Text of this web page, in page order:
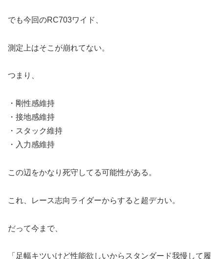
でも今回のRC703ワイド、
測定上はそこが崩れてない。
つまり、
・剛性感維持
・接地感維持
・スタック維持
・入力感維持
この辺をかなり死守してる可能性がある。
これ、レース志向ライダーからすると超デカい。
だって今まで、
「足幅キツいけど性能欲しいからスタンダード我慢して履